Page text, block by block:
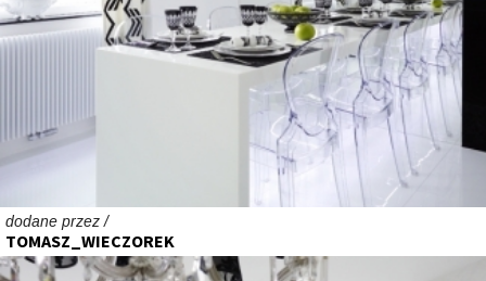
dodane przez /
TOMASZ_WIECZOREK